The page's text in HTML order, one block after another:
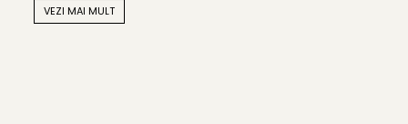
Dimensiune perle: 7–8 mm
VEZI MAI MULT